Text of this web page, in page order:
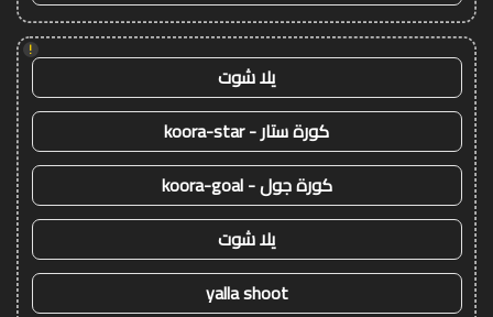
!
يلا شوت
كورة ستار - koora-star
كورة جول - koora-goal
يلا شوت
yalla shoot